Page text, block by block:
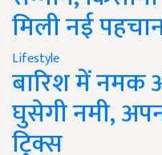
मिली नई
Lifestyle
बारिश में नमक
घुसेगी नमी,
ट्रिक्स